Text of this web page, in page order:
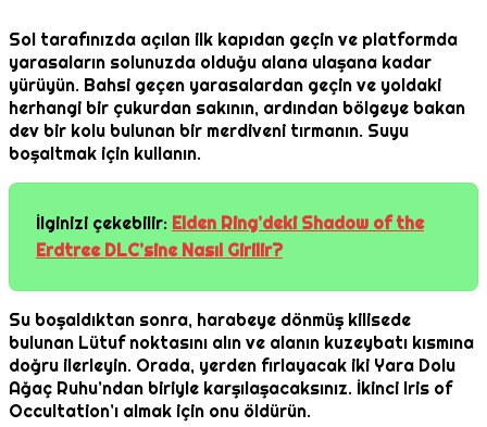
Sol tarafınızda açılan ilk kapıdan geçin ve platformda
yarasaların solunuzda olduğu alana ulaşana kadar
yürüyün. Bahsi geçen yarasalardan geçin ve yoldaki
herhangi bir çukurdan sakının, ardından bölgeye bakan
dev bir kolu bulunan bir merdiveni tırmanın. Suyu
boşaltmak için kullanın.
İlginizi çekebilir: Elden Ring’deki Shadow of the
Erdtree DLC’sine Nasıl Girilir?
Su boşaldıktan sonra, harabeye dönmüş kilisede
bulunan Lütuf noktasını alın ve alanın kuzeybatı kısmına
doğru ilerleyin. Orada, yerden fırlayacak iki Yara Dolu
Ağaç Ruhu’ndan biriyle karşılaşacaksınız. İkinci Iris of
Occultation’ı almak için onu öldürün.